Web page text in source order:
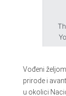
Vođeni
prirode i
u okolici